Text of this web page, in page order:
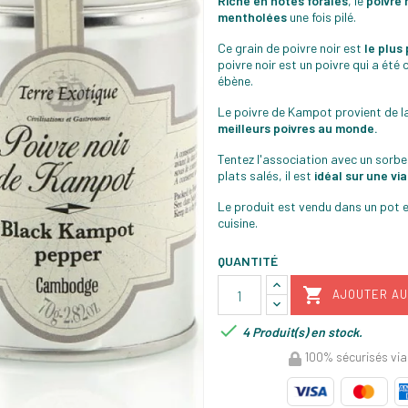
mentholées une fois pilé.
Ce grain de poivre noir est le plus
poivre noir est un poivre qui a été
ébène.
Le poivre de Kampot provient de
meilleurs poivres au monde.
Tentez l'association avec un
plats salés, il est idéal sur une
Le produit est vendu dans un pot
cuisine.
QUANTITÉ
 AJOUTER
 4 Produit(s) en stock.
100% sécurisés